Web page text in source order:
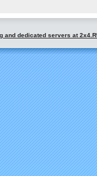
and dedicated servers at